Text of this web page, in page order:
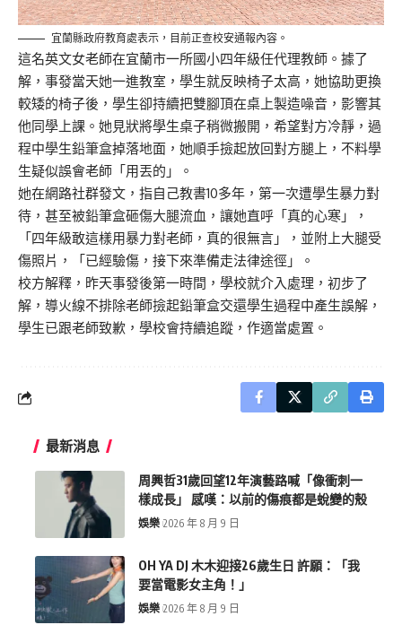
宜蘭縣政府教育處表示，目前正查校安通報內容。
這名英文女老師在宜蘭市一所國小四年級任代理教師。據了
解，事發當天她一進教室，學生就反映椅子太高，她協助更換
較矮的椅子後，學生卻持續把雙腳頂在桌上製造噪音，影響其
他同學上課。她見狀將學生桌子稍微搬開，希望對方冷靜，過
程中學生鉛筆盒掉落地面，她順手撿起放回對方腿上，不料學
生疑似誤會老師「用丟的」。
她在網路社群發文，指自己教書10多年，第一次遭學生暴力對
待，甚至被鉛筆盒砸傷大腿流血，讓她直呼「真的心寒」，
「四年級敢這樣用暴力對老師，真的很無言」，並附上大腿受
傷照片，「已經驗傷，接下來準備走法律途徑」。
校方解釋，昨天事發後第一時間，學校就介入處理，初步了
解，導火線不排除老師撿起鉛筆盒交還學生過程中產生誤解，
學生已跟老師致歉，學校會持續追蹤，作適當處置。
最新消息
周興哲31歲回望12年演藝路喊「像衝刺一
樣成長」 感嘆：以前的傷痕都是蛻變的殼
娛樂 2026 年 8 月 9 日
OH YA DJ 木木迎接26歲生日 許願：「我
要當電影女主角！」
娛樂 2026 年 8 月 9 日